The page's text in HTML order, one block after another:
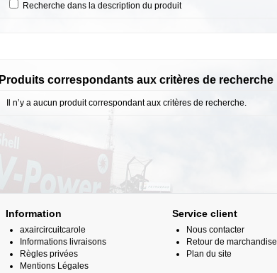
Recherche dans la description du produit
Produits correspondants aux critères de recherche
Il n’y a aucun produit correspondant aux critères de recherche.
Information
axaircircuitcarole
Informations livraisons
Règles privées
Mentions Légales
Service client
Nous contacter
Retour de marchandise
Plan du site